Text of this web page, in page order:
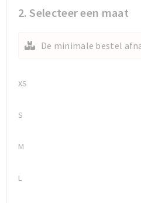
Documententassen
Heuptassen
Boodschappentassen
Documententassen
Heuptassen
Boodschappentassen
2. Selecteer een maat
De minimale bestel
XS
S
M
L